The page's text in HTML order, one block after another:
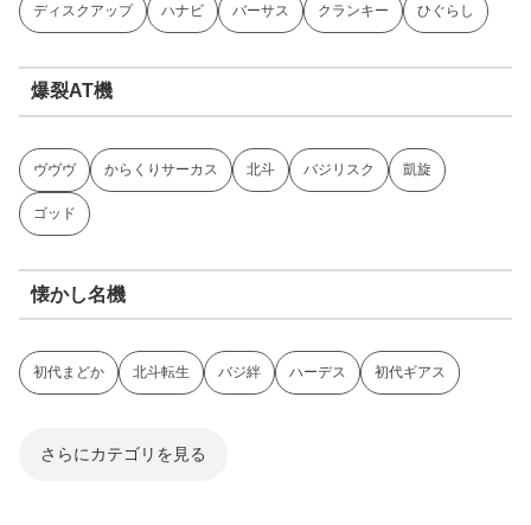
ディスクアップ ハナビ バーサス クランキー ひぐらし
爆裂AT機
ヴヴヴ からくりサーカス 北斗 バジリスク 凱旋
ゴッド
懐かし名機
初代まどか 北斗転生 バジ絆 ハーデス 初代ギアス
さらにカテゴリを見る